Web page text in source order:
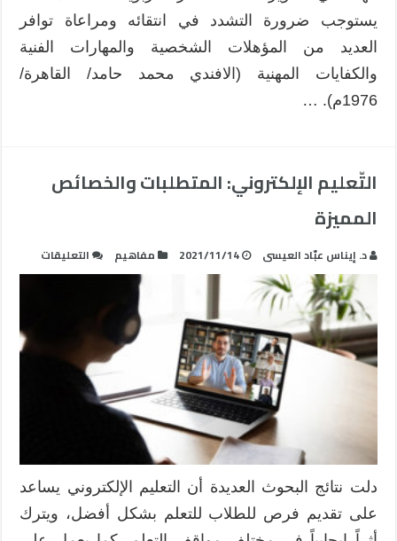
يستوجب ضرورة التشدد في انتقائه ومراعاة توافر
العديد من المؤهلات الشخصية والمهارات الفنية
والكفايات المهنية (الافندي محمد حامد/ القاهرة/
1976م). …
التّعليم الإلكتروني: المتطلبات والخصائص
المميزة
د. إيناس عبّاد العيسى 2021/11/14 مفاهيم التعليقات
التّعليم
المميزة
دلت نتائج البحوث العديدة أن التعليم الإلكتروني يساعد
على تقديم فرص للطلاب للتعلم بشكل أفضل، ويترك